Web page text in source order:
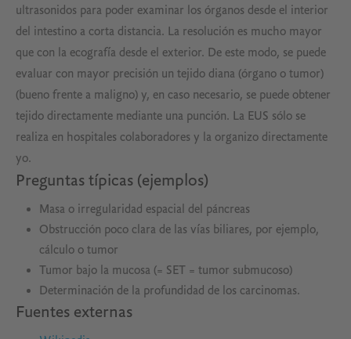
ultrasonidos para poder examinar los órganos desde el interior
del intestino a corta distancia. La resolución es mucho mayor
que con la ecografía desde el exterior. De este modo, se puede
evaluar con mayor precisión un tejido diana (órgano o tumor)
(bueno frente a maligno) y, en caso necesario, se puede obtener
tejido directamente mediante una punción. La EUS sólo se
realiza en hospitales colaboradores y la organizo directamente
yo.
Preguntas típicas (ejemplos)
Masa o irregularidad espacial del páncreas
Obstrucción poco clara de las vías biliares, por ejemplo,
cálculo o tumor
Tumor bajo la mucosa (= SET = tumor submucoso)
Determinación de la profundidad de los carcinomas.
Fuentes externas